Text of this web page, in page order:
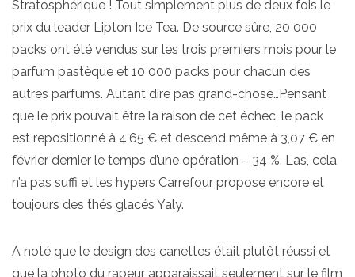
Stratosphérique ! Tout simplement plus de deux fois le
prix du leader Lipton Ice Tea. De source sûre, 20 000
packs ont été vendus sur les trois premiers mois pour le
parfum pastèque et 10 000 packs pour chacun des
autres parfums. Autant dire pas grand-chose…Pensant
que le prix pouvait être la raison de cet échec, le pack
est repositionné à 4,65 € et descend même à 3,07 € en
février dernier le temps d’une opération – 34 %. Las, cela
n’a pas suffi et les hypers Carrefour propose encore et
toujours des thés glacés Yaly.
A noté que le design des canettes était plutôt réussi et
que la photo du rapeur apparaissait seulement sur le film